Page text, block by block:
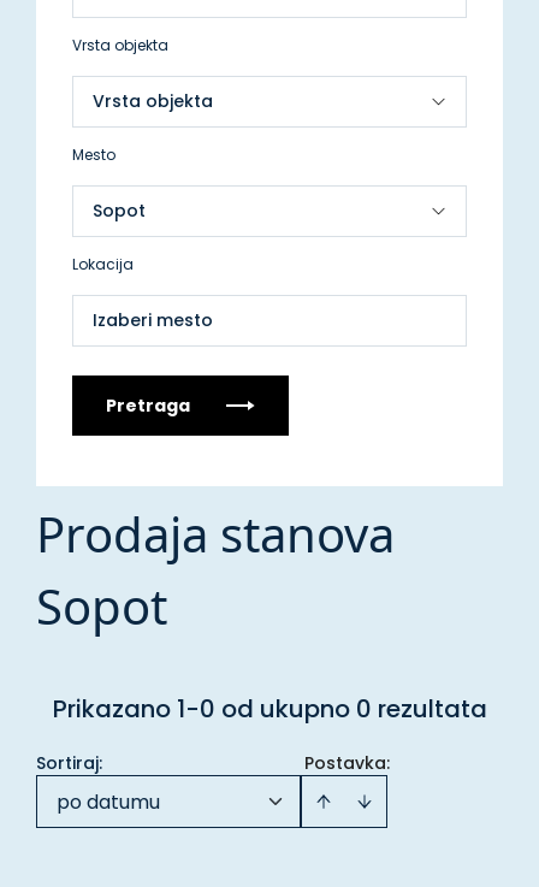
Vrsta objekta
Mesto
Lokacija
Izaberi mesto
Pretraga
Prodaja stanova
Sopot
Prikazano 1-0 od ukupno 0 rezultata
Postavka:
Sortiraj:
po datumu